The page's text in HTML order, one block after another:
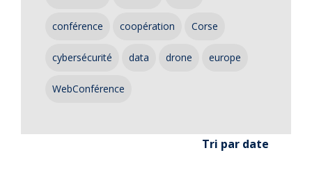
conférence coopération Corse
cybersécurité data drone europe
WebConférence
Tri par date